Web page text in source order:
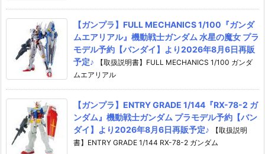
【ガンプラ】FULL MECHANICS 1/100『ガンダ
ムエアリアル』機動戦士ガンダム 水星の魔女 プラ
モデル予約【バンダイ】より2026年8月6日再販
予定♪
【取扱説明書】FULL MECHANICS 1/100 ガンダ
ムエアリアル
【ガンプラ】ENTRY GRADE 1/144『RX-78-2 ガ
ンダム』機動戦士ガンダム プラモデル予約【バン
ダイ】より2026年8月6日再販予定♪
【取扱説明
書】ENTRY GRADE 1/144 RX-78-2 ガンダム